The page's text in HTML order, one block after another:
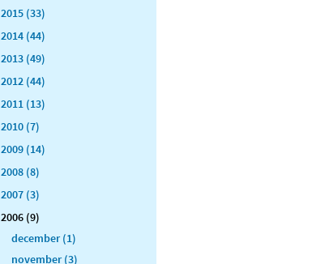
2015 (33)
2014 (44)
2013 (49)
2012 (44)
2011 (13)
2010 (7)
2009 (14)
2008 (8)
2007 (3)
2006 (9)
december (1)
november (3)